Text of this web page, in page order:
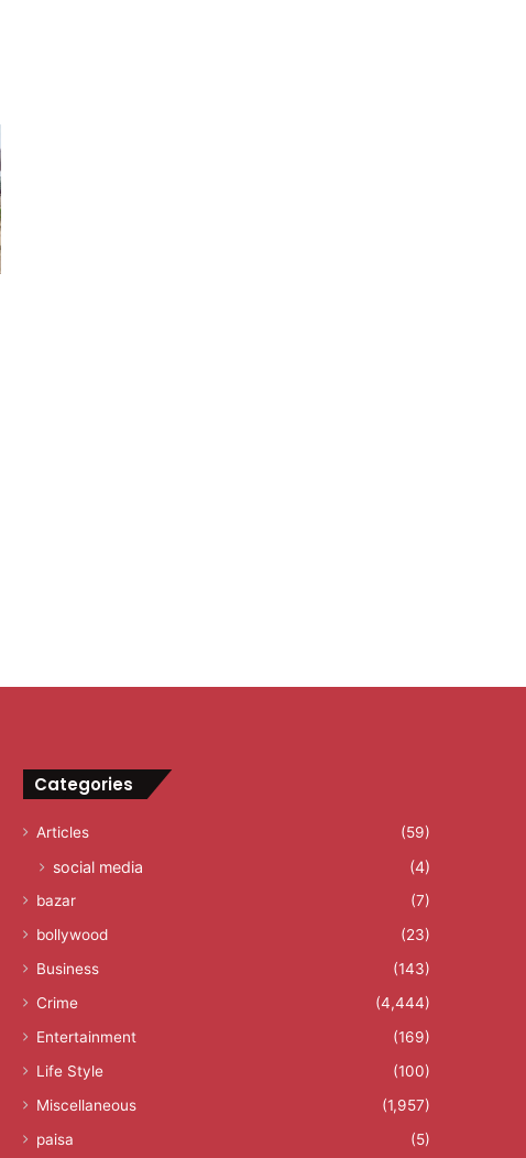
Categories
Articles (59)
social media (4)
bazar
(7)
bollywood
(23)
Business
(143)
Crime
(4,444)
Entertainment
(169)
Life Style
(100)
Miscellaneous
(1,957)
paisa
(5)